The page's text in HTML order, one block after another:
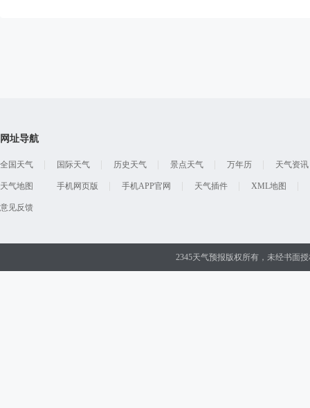
网址导航
全国天气 国际天气 历史天气 景点天气 万年历 天气资讯
天气地图 手机网页版 手机APP官网 天气插件 XML地图
意见反馈
2345天气预报版权所有，未经书面